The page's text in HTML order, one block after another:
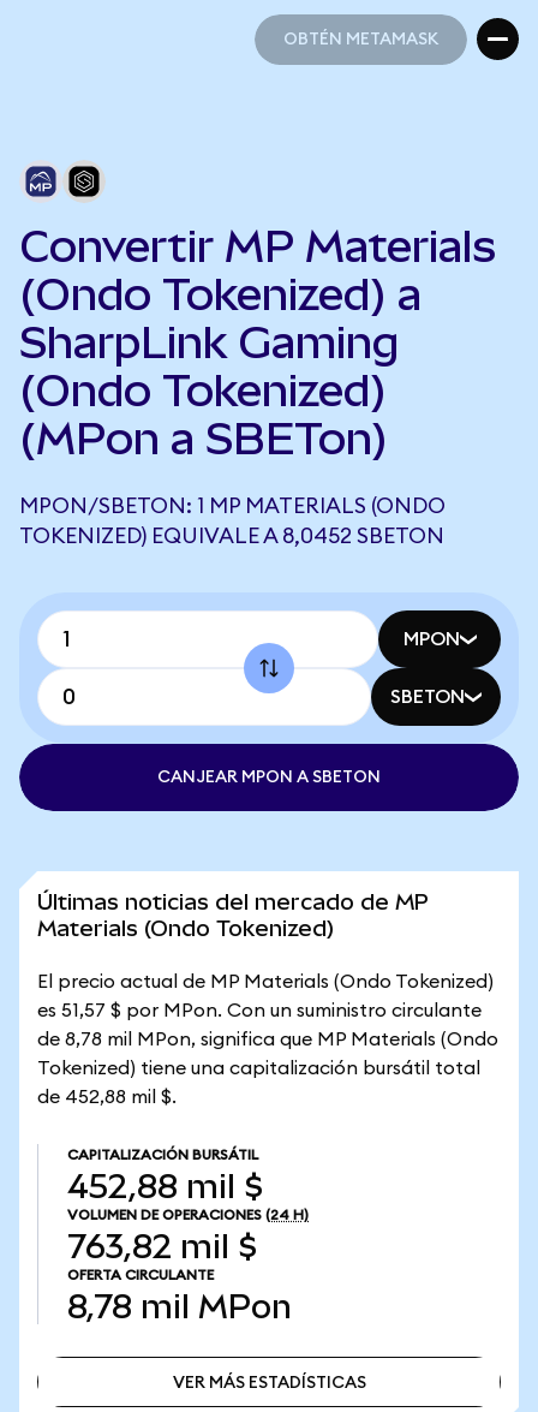
OBTÉN METAMASK
Convertir MP Materials
(Ondo Tokenized) a
SharpLink Gaming
(Ondo Tokenized)
(MPon a SBETon)
MPON/SBETON: 1 MP MATERIALS (ONDO
TOKENIZED) EQUIVALE A 8,0452 SBETON
MPON
SBETON
CANJEAR MPON A SBETON
Últimas noticias del mercado de MP
Materials (Ondo Tokenized)
El precio actual de MP Materials (Ondo Tokenized)
es 51,57 $ por MPon. Con un suministro circulante
de 8,78 mil MPon, significa que MP Materials (Ondo
Tokenized) tiene una capitalización bursátil total
de 452,88 mil $.
CAPITALIZACIÓN BURSÁTIL
452,88 mil $
VOLUMEN DE OPERACIONES (24 H)
763,82 mil $
OFERTA CIRCULANTE
8,78 mil MPon
VER MÁS ESTADÍSTICAS